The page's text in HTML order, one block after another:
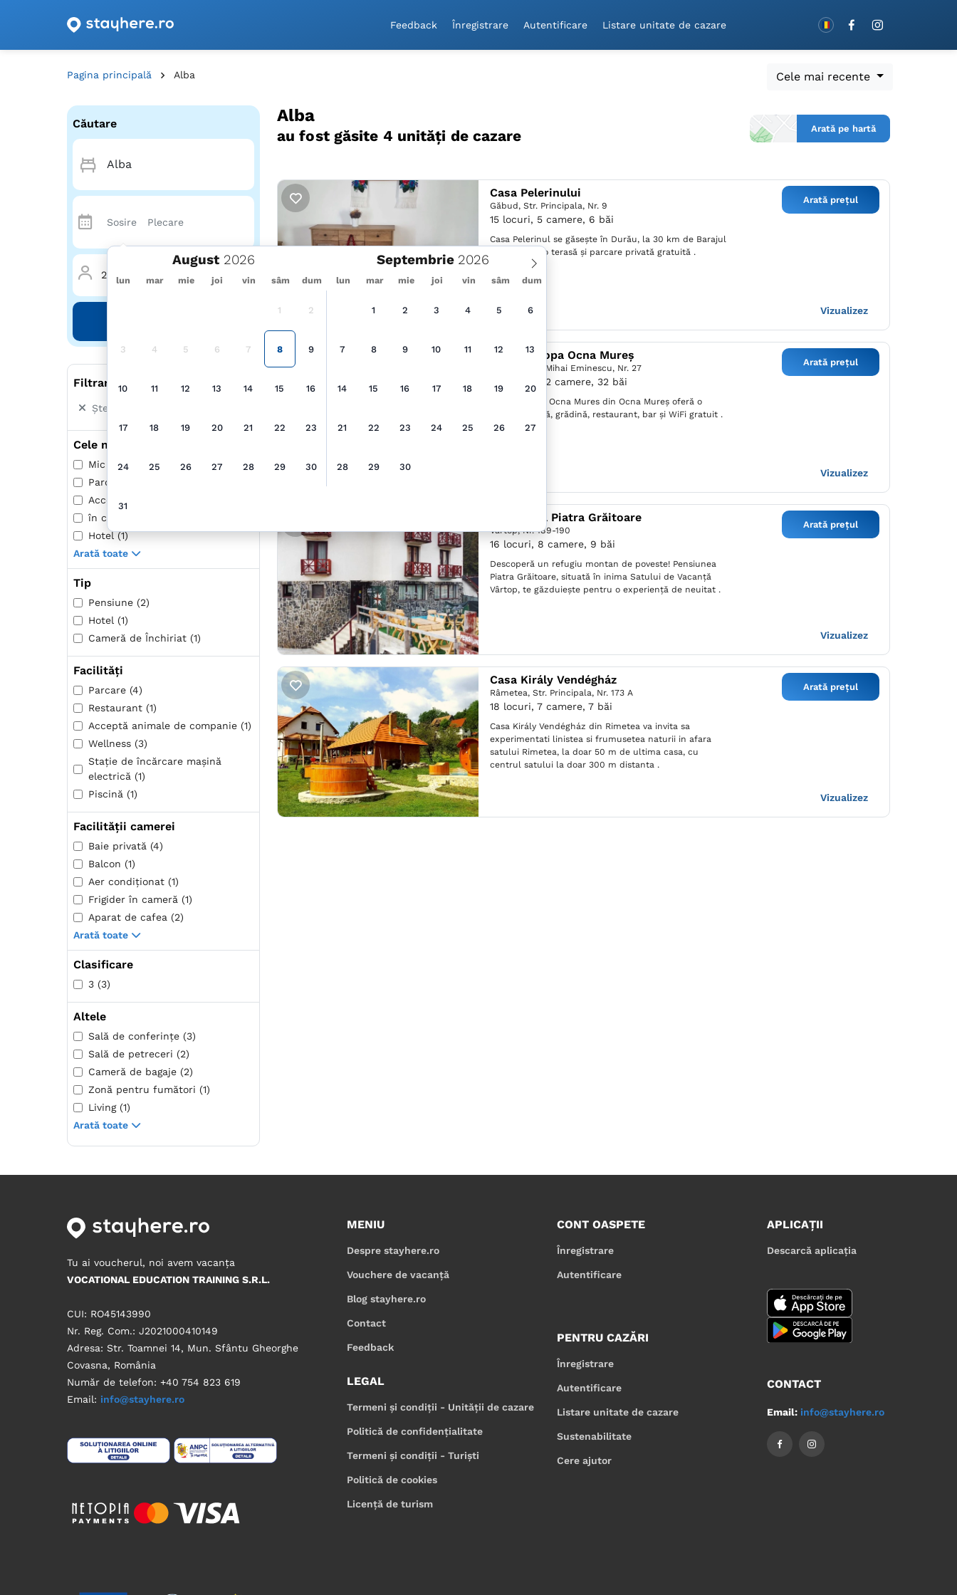
Feedback
Înregistrare Autentificare Listare unitate de cazare
Pagina principală Alba Cele mai recente
Căutare
2 Adulți · 1 Cameră
Filtrare după
Șterge toate filtrele
Cele mai populare
Mic dejun inclus (1)
Parcare (4)
Acceptă animale de companie (1)
în centrul oraşului (2)
Hotel (1)
Arată toate
Tip
Pensiune (2)
Hotel (1)
Cameră de Închiriat (1)
Facilități
Parcare (4)
Restaurant (1)
Acceptă animale de companie (1)
Wellness (3)
Stație de încărcare mașină
electrică (1)
Piscină (1)
Facilității camerei
Baie privată (4)
Balcon (1)
Aer condiţionat (1)
Frigider în cameră (1)
Aparat de cafea (2)
Arată toate
Clasificare
3 (3)
Altele
Sală de conferințe (3)
Sală de petreceri (2)
Cameră de bagaje (2)
Zonă pentru fumători (1)
Living (1)
Arată toate
Alba
au fost găsite 4 unităţi de cazare Arată pe hartă
Casa Pelerinului
Găbud,Str. Principala, Nr. 9
15 locuri, 5 camere, 6 băi
Casa Pelerinul se găsește în Durău, la 30 km de Barajul
Bicaz, și are o terasă și parcare privată gratuită .
Arată prețul
Vizualizez
Hotel Europa Ocna Mureș
Mihai Eminescu, Nr. 27
70 locuri, 32 camere, 32 băi
Hotel Europa Ocna Mures din Ocna Mureş oferă o
terasă însorită, grădină, restaurant, bar și WiFi gratuit .
Arată prețul
Vizualizez
Pensiunea Piatra Grăitoare
Vârtop,Nr. 189-190
16 locuri, 8 camere, 9 băi
Descoperă un refugiu montan de poveste! Pensiunea
Piatra Grăitoare, situată în inima Satului de Vacanță
Vârtop, te găzduiește pentru o experiență de neuitat .
Arată prețul
Vizualizez
Casa Király Vendégház
Râmetea,Str. Principala, Nr. 173 A
18 locuri, 7 camere, 7 băi
Casa Király Vendégház din Rimetea va invita sa
experimentati linistea si frumusetea naturii in afara
satului Rimetea, la doar 50 m de ultima casa, cu
centrul satului la doar 300 m distanta .
Arată prețul
Vizualizez
Tu ai voucherul, noi avem vacanța
VOCATIONAL EDUCATION TRAINING S.R.L.
CUI: RO45143990
Nr. Reg. Com.: J2021000410149
Adresa: Str. Toamnei 14, Mun. Sfântu Gheorghe
Covasna, România
Număr de telefon: +40 754 823 619
Email: info@stayhere.ro
MENIU
Despre stayhere.ro
Vouchere de vacanță
Blog stayhere.ro
Contact
Feedback
LEGAL
Termeni și condiții - Unității de cazare
Politică de confidențialitate
Termeni și condiții - Turiști
Politică de cookies
Licență de turism
CONT OASPETE
Înregistrare
Autentificare
PENTRU CAZĂRI
Înregistrare
Autentificare
Listare unitate de cazare
Sustenabilitate
Cere ajutor
APLICAȚII
Descarcă aplicația
CONTACT
Email: info@stayhere.ro
August Septembrie
lun mar mie joi vin sâm dum lun mar mie joi vin sâm dum
1 2
3 4 5 6 7 8 9
10 11 12 13 14 15 16
17 18 19 20 21 22 23
24 25 26 27 28 29 30
31
1 2 3 4 5 6
7 8 9 10 11 12 13
14 15 16 17 18 19 20
21 22 23 24 25 26 27
28 29 30